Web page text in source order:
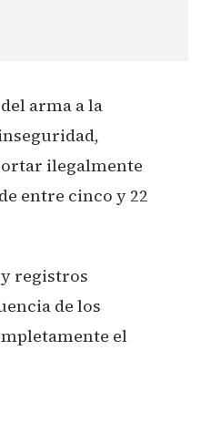
arma a la
ilegalmente
entre cinco y 22
registros
de los
el